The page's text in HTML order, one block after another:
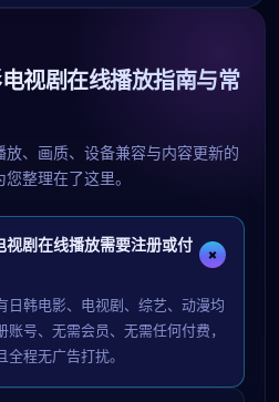
电视剧在线播放指南与常
放、画质、设备兼容与内容更新的
整理在了这里。
视剧在线播放需要注册或付 +
日韩电影、电视剧、综艺、动漫均
号、无需会员、无需任何付费，
程无广告打扰。